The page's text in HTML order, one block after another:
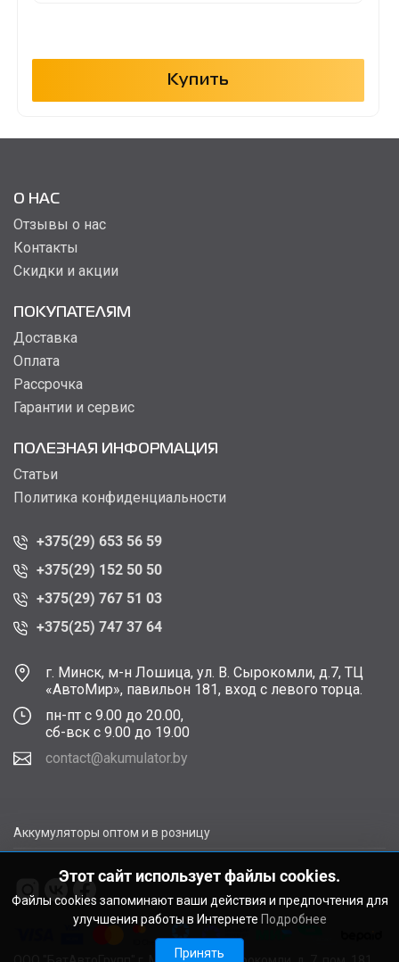
Купить
О НАС
Отзывы о нас
Контакты
Скидки и акции
ПОКУПАТЕЛЯМ
Доставка
Оплата
Рассрочка
Гарантии и сервис
ПОЛЕЗНАЯ ИНФОРМАЦИЯ
Статьи
Политика конфиденциальности
+375(29) 653 56 59
+375(29) 152 50 50
+375(29) 767 51 03
+375(25) 747 37 64
г. Минск, м-н Лошица, ул. В. Сырокомли, д.7, ТЦ
«АвтоМир», павильон 181, вход с левого торца.
пн-пт с 9.00 до 20.00,
сб-вск с 9.00 до 19.00
contact@akumulator.by
Аккумуляторы оптом и в розницу
Этот сайт использует файлы cookies.
Файлы cookies запоминают ваши действия и предпочтения для
улучшения работы в Интернете Подробнее
Принять